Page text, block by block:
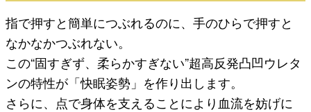
指で押すと簡単につぶれるのに、手のひらで押すと
なかなかつぶれない。
この“固すぎず、柔らかすぎない”超高反発凸凹ウレタ
ンの特性が「快眠姿勢」を作り出します。
さらに、点で身体を支えることにより血流を妨げに